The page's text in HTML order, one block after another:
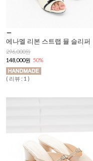
에나멜 리본 스트랩 뮬 슬리퍼
296,000원
148,000원 50%
( 리뷰 : 1 )